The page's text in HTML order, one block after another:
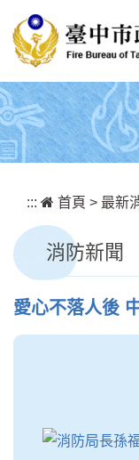
::: 首頁 > 最新
消防新聞
愛心不落人後